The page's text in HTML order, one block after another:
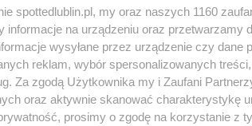
i całego powiatu lubelskiego.
spottedlublin.pl, my oraz naszych 1160
informacje na urządzeniu oraz przetwarzamy
wysyłane przez urządzenie czy dane
reklam, wybór spersonalizowanych
Za zgodą Użytkownika my i Zaufani
oraz aktywnie skanować charakterystykę
prosimy o zgodę na korzystanie z